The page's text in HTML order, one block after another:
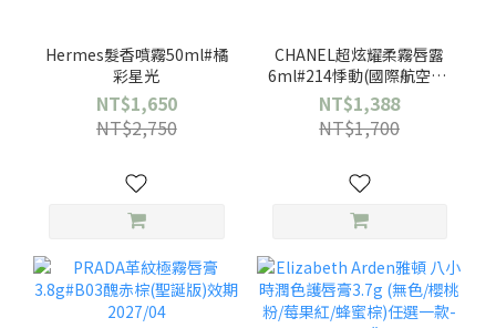
Hermes髮香噴霧50ml#橘
彩星光
NT$1,650
NT$2,750
CHANEL超炫耀柔霧唇露
6ml#214悸動(國際航空版)
效期2027/03
NT$1,388
NT$1,700